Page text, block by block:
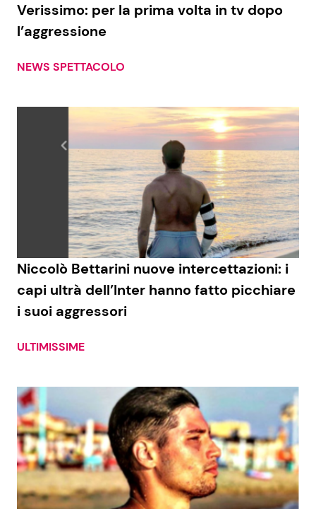
Verissimo: per la prima volta in tv dopo
l’aggressione
NEWS SPETTACOLO
Niccolò Bettarini nuove intercettazioni: i
capi ultrà dell’Inter hanno fatto picchiare
i suoi aggressori
ULTIMISSIME